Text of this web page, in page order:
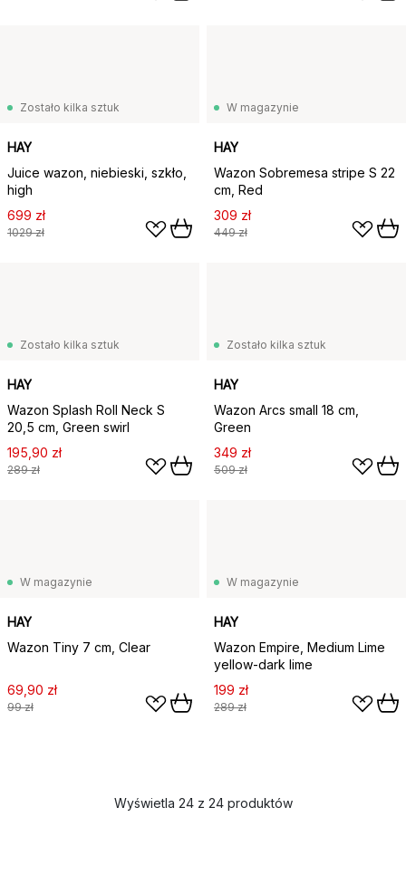
Zostało kilka sztuk
HAY
Juice wazon, niebieski, szkło,
high
699 zł
1029 zł
W magazynie
HAY
Wazon Sobremesa stripe S 22
cm, Red
309 zł
449 zł
Zostało kilka sztuk
HAY
Wazon Splash Roll Neck S
20,5 cm, Green swirl
195,90 zł
289 zł
Zostało kilka sztuk
HAY
Wazon Arcs small 18 cm,
Green
349 zł
509 zł
W magazynie
HAY
Wazon Tiny 7 cm, Clear
69,90 zł
99 zł
W magazynie
HAY
Wazon Empire, Medium Lime
yellow-dark lime
199 zł
289 zł
Wyświetla 24 z 24 produktów